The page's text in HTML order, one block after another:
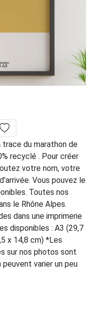
du marathon de
recyclé . Pour créer
votre nom, votre
Vous pouvez le
Toutes nos
le Rhône Alpes.
dans une imprimerie
disponibles : A3 (29,7
x 14,8 cm) *Les
sur nos photos sont
varier un peu